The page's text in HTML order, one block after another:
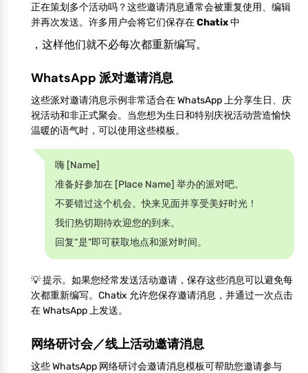
正在策划多个活动吗？这些邀请消息通常会被重复使用、编辑
并再次发送。许多用户会将它们保存在Chatix中
，这样他们就不必每次都重新编写。
WhatsApp 派对邀请消息
这些派对邀请消息示例非常适合在 WhatsApp 上分享生日、庆
祝活动和非正式聚会。当您想为生日和特别庆祝活动营造愉快
温暖的语气时，可以使用这些模板。
嗨 [Name]
准备好参加在 [Place Name] 举办的派对吧。
不要错过这个机会。快来见面并享受美好时光！
我们热切期待欢迎您的到来。
回复“是”即可获取地点和派对时间。
💡 提示。如果您经常发送活动邀请，保存这些消息可以避免每
次都重新编写。Chatix 允许您保存邀请消息，并通过一次点击
在 WhatsApp 上发送。
网络研讨会／线上活动邀请消息
这些 WhatsApp 网络研讨会邀请消息模板可帮助您邀请参与